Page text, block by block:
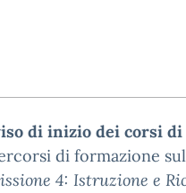
di inizio dei corsi
di formazione
4: Istruzione e